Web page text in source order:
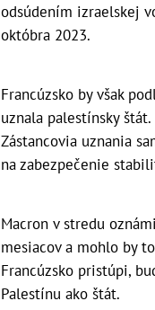
odsúdením izraelskej
októbra 2023.
Francúzsko by však
uznala palestínsky
Zástancovia uznania
na zabezpečenie
Macron v stredu
mesiacov a mohlo by
Francúzsko pristúpi,
Palestínu ako štát.